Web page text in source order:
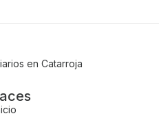
en Catarroja